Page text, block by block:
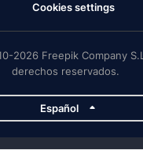
Cookies settings
2026 Freepik Company
derechos reservados.
Español